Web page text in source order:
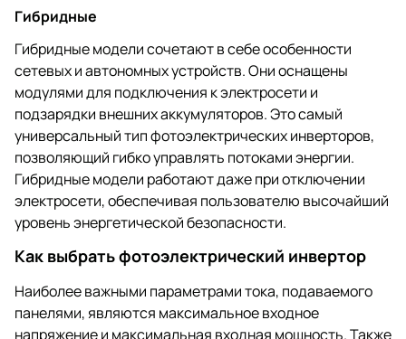
Гибридные
Гибридные модели сочетают в себе особенности
сетевых и автономных устройств. Они оснащены
модулями для подключения к электросети и
подзарядки внешних аккумуляторов. Это самый
универсальный тип фотоэлектрических инверторов,
позволяющий гибко управлять потоками энергии.
Гибридные модели работают даже при отключении
электросети, обеспечивая пользователю высочайший
уровень энергетической безопасности.
Как выбрать фотоэлектрический инвертор
Наиболее важными параметрами тока, подаваемого
панелями, являются максимальное входное
напряжение и максимальная входная мощность. Также